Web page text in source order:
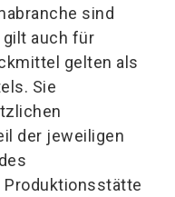
sind
auch für
gelten als
Sie
der jeweiligen
Produktionsstätte